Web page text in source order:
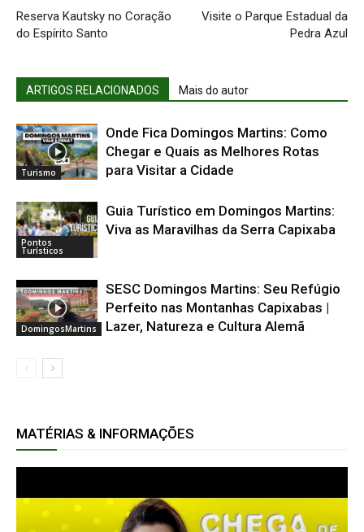
Reserva Kautsky no Coração
do Espírito Santo
Visite o Parque Estadual da
Pedra Azul
ARTIGOS RELACIONADOS Mais do autor
Turismo
Onde Fica Domingos Martins: Como
Chegar e Quais as Melhores Rotas
para Visitar a Cidade
Pontos
Turísticos
Guia Turístico em Domingos Martins:
Viva as Maravilhas da Serra Capixaba
DomingosMartins
SESC Domingos Martins: Seu Refúgio
Perfeito nas Montanhas Capixabas |
Lazer, Natureza e Cultura Alemã
MATÉRIAS & INFORMAÇÕES